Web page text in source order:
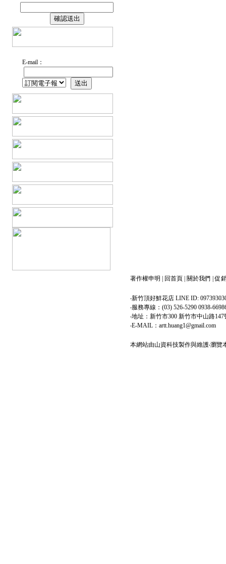
E-mail：
著作權申明 回首頁 關於我們 |促
‧新竹頂好鮮花店 LINE ID:
‧服務專線：(03) 526-5290 0938-
‧地址：新竹市300 新竹市中山路147
‧E-MAIL：artt.huang1@gmail.com
本網站由山資科技製作與維護‧瀏覽